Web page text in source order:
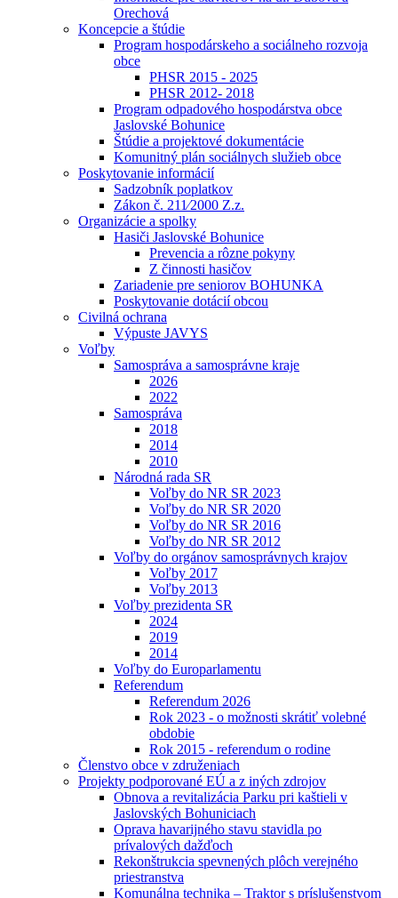
Orechová
Koncepcie a štúdie
Program hospodárskeho a sociálneho rozvoja
obce
PHSR 2015 - 2025
PHSR 2012- 2018
Program odpadového hospodárstva obce
Jaslovské Bohunice
Štúdie a projektové dokumentácie
Komunitný plán sociálnych služieb obce
Poskytovanie informácií
Sadzobník poplatkov
Zákon č. 211⁄2000 Z.z.
Organizácie a spolky
Hasiči Jaslovské Bohunice
Prevencia a rôzne pokyny
Z činnosti hasičov
Zariadenie pre seniorov BOHUNKA
Poskytovanie dotácií obcou
Civilná ochrana
Výpuste JAVYS
Voľby
Samospráva a samosprávne kraje
2026
2022
Samospráva
2018
2014
2010
Národná rada SR
Voľby do NR SR 2023
Voľby do NR SR 2020
Voľby do NR SR 2016
Voľby do NR SR 2012
Voľby do orgánov samosprávnych krajov
Voľby 2017
Voľby 2013
Voľby prezidenta SR
2024
2019
2014
Voľby do Europarlamentu
Referendum
Referendum 2026
Rok 2023 - o možnosti skrátiť volebné
obdobie
Rok 2015 - referendum o rodine
Členstvo obce v združeniach
Projekty podporované EÚ a z iných zdrojov
Obnova a revitalizácia Parku pri kaštieli v
Jaslovských Bohuniciach
Oprava havarijného stavu stavidla po
prívalových dažďoch
Rekonštrukcia spevnených plôch verejného
priestranstva
Komunálna technika – Traktor s príslušenstvom